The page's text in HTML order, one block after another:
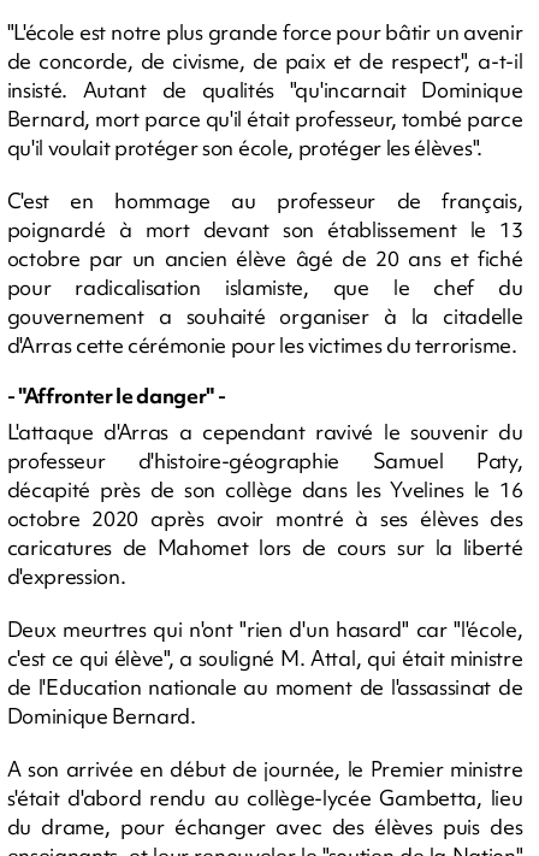
"L'école est notre plus grande force pour bâtir un avenir
de concorde, de civisme, de paix et de respect", a-t-il
insisté. Autant de qualités "qu'incarnait Dominique
Bernard, mort parce qu'il était professeur, tombé parce
qu'il voulait protéger son école, protéger les élèves".
C'est en hommage au professeur de français,
poignardé à mort devant son établissement le 13
octobre par un ancien élève âgé de 20 ans et fiché
pour radicalisation islamiste, que le chef du
gouvernement a souhaité organiser à la citadelle
d'Arras cette cérémonie pour les victimes du terrorisme.
- "Affronter le danger" -
L'attaque d'Arras a cependant ravivé le souvenir du
professeur d'histoire-géographie Samuel Paty,
décapité près de son collège dans les Yvelines le 16
octobre 2020 après avoir montré à ses élèves des
caricatures de Mahomet lors de cours sur la liberté
d'expression.
Deux meurtres qui n'ont "rien d'un hasard" car "l'école,
c'est ce qui élève", a souligné M. Attal, qui était ministre
de l'Education nationale au moment de l'assassinat de
Dominique Bernard.
A son arrivée en début de journée, le Premier ministre
s'était d'abord rendu au collège-lycée Gambetta, lieu
du drame, pour échanger avec des élèves puis des